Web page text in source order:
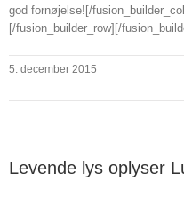
god fornøjelse![/
[/fusion_builder_row][/
5. december 2015
Levende lys oplyser